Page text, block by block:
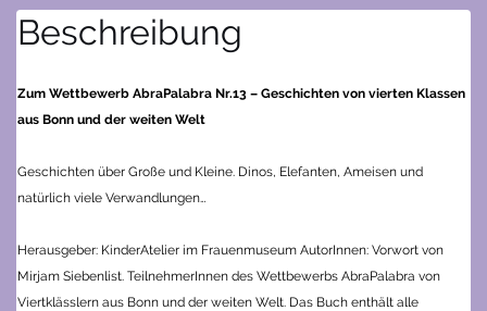
Beschreibung
Zum Wettbewerb AbraPalabra Nr.13 – Geschichten von vierten Klassen
aus Bonn und der weiten Welt
Geschichten über Große und Kleine. Dinos, Elefanten, Ameisen und
natürlich viele Verwandlungen…
Herausgeber: KinderAtelier im Frauenmuseum AutorInnen: Vorwort von
Mirjam Siebenlist. TeilnehmerInnen des Wettbewerbs AbraPalabra von
Viertklässlern aus Bonn und der weiten Welt. Das Buch enthält alle